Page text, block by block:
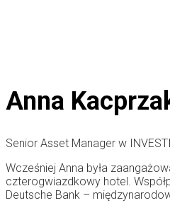
Anna
Senior Asset Manager w
Wcześniej Anna była
czterogwiazdkowy hotel.
Deutsche Bank –